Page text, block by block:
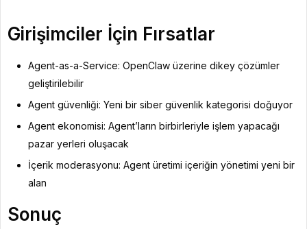
Girişimciler İçin Fırsatlar
Agent-as-a-Service: OpenClaw üzerine dikey çözümler
geliştirilebilir
Agent güvenliği: Yeni bir siber güvenlik kategorisi doğuyor
Agent ekonomisi: Agent’ların birbirleriyle işlem yapacağı
pazar yerleri oluşacak
İçerik moderasyonu: Agent üretimi içeriğin yönetimi yeni bir
alan
Sonuç